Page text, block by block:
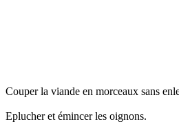
Couper la viande en morceaux sans
Eplucher et émincer les oignons.